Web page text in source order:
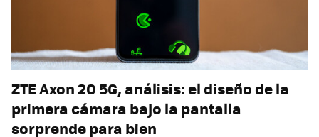
ZTE Axon 20 5G, análisis: el diseño de la
primera cámara bajo la pantalla
sorprende para bien